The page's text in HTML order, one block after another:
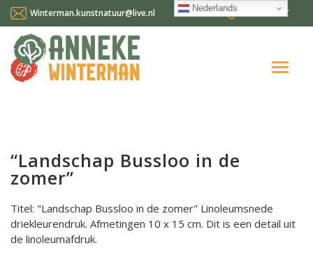
Winterman.kunstnatuur@live.nl 0641124587
Workshops en cursussen
Aktueel
“Landschap Bussloo in de
zomer”
Titel: "Landschap Bussloo in de zomer" Linoleumsnede
driekleurendruk. Afmetingen 10 x 15 cm. Dit is een detail uit
de linoleumafdruk.
Nederlands